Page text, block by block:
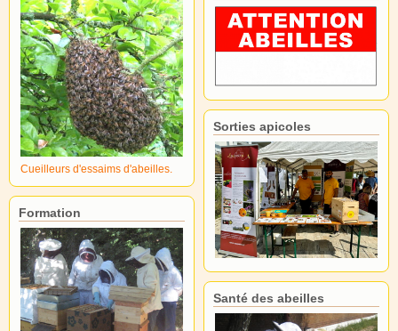
Cueilleurs d'essaims d'abeilles.
Formation
Sorties apicoles
Santé des abeilles